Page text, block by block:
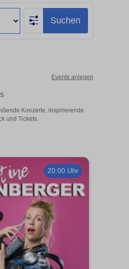
Suchen
Events anlegen
Konzerte, inspirierende
und Tickets.
20:00 Uhr